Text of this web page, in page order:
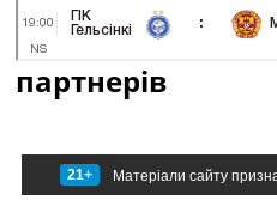
партнерів
21+ Матеріали сайту